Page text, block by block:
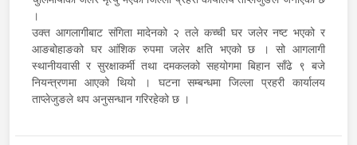
।
उक्त आगलागीबाट संगिता मादेनको २ तले कच्ची घर जलेर नष्ट भएको र
आङबोहाङको घर आंशिक रुपमा जलेर क्षति भएको छ । सो आगलागी
स्थानीयवासी र सुरक्षाकर्मी तथा दमकलको सहयोगमा बिहान साँढे ९ बजे
नियन्त्रणमा आएको थियो । घटना सम्बन्धमा जिल्ला प्रहरी कार्यालय
ताप्लेजुङले थप अनुसन्धान गरिरहेको छ ।